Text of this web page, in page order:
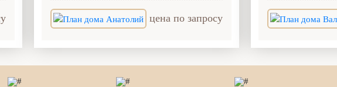
цена по запросу